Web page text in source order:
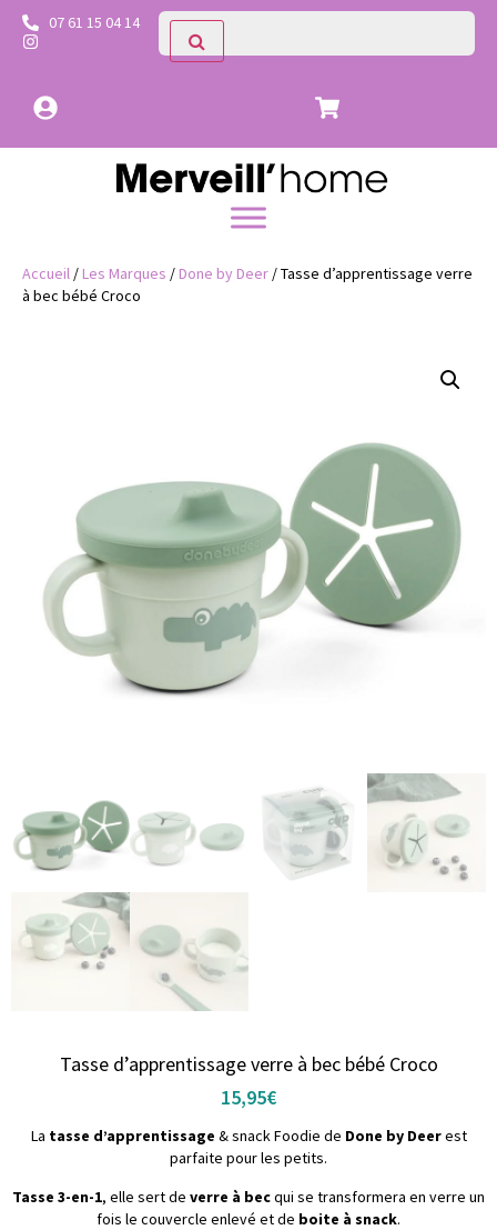
07 61 15 04 14
Accueil /Les Marques /Done by Deer / Tasse d’apprentissage verre
à bec bébé Croco
Tasse d’apprentissage verre à bec bébé Croco
15,95€
La tasse d’apprentissage & snack Foodie de Done by Deerest
parfaite pour les petits.
Tasse 3-en-1, elle sert de verre à becqui se transformera en verre un
fois le couvercle enlevé et de boite à snack.